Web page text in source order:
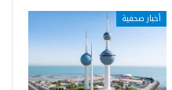
أخبار صحفية